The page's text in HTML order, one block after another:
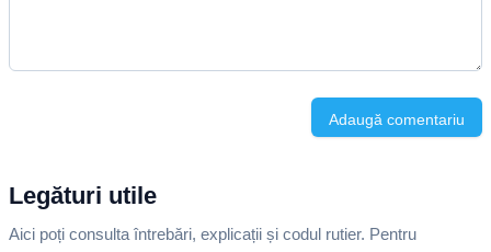
Adaugă comentariu
Legături utile
Aici poți consulta întrebări, explicații și codul rutier. Pentru